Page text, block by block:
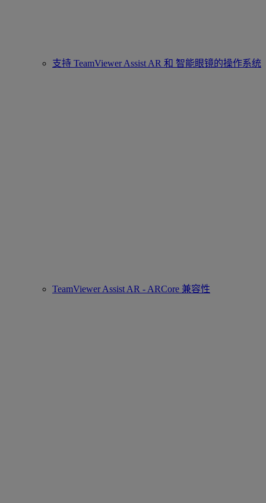
支持 TeamViewer Assist AR 和 智能眼镜的操作系统
TeamViewer Assist AR - ARCore 兼容性